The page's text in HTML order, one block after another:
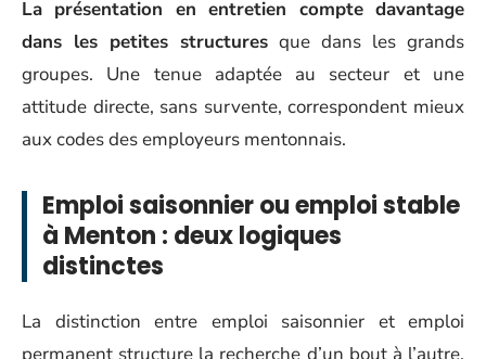
La présentation en entretien compte davantage
dans les petites structures que dans les grands
groupes. Une tenue adaptée au secteur et une
attitude directe, sans survente, correspondent mieux
aux codes des employeurs mentonnais.
Emploi saisonnier ou emploi stable
à Menton : deux logiques
distinctes
La distinction entre emploi saisonnier et emploi